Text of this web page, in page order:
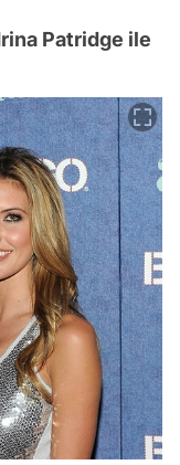
Patridge ile